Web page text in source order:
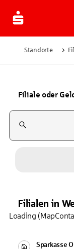
Standorte
Filiale oder
Suchfeld
Filialen in
Sparkasse
Loading